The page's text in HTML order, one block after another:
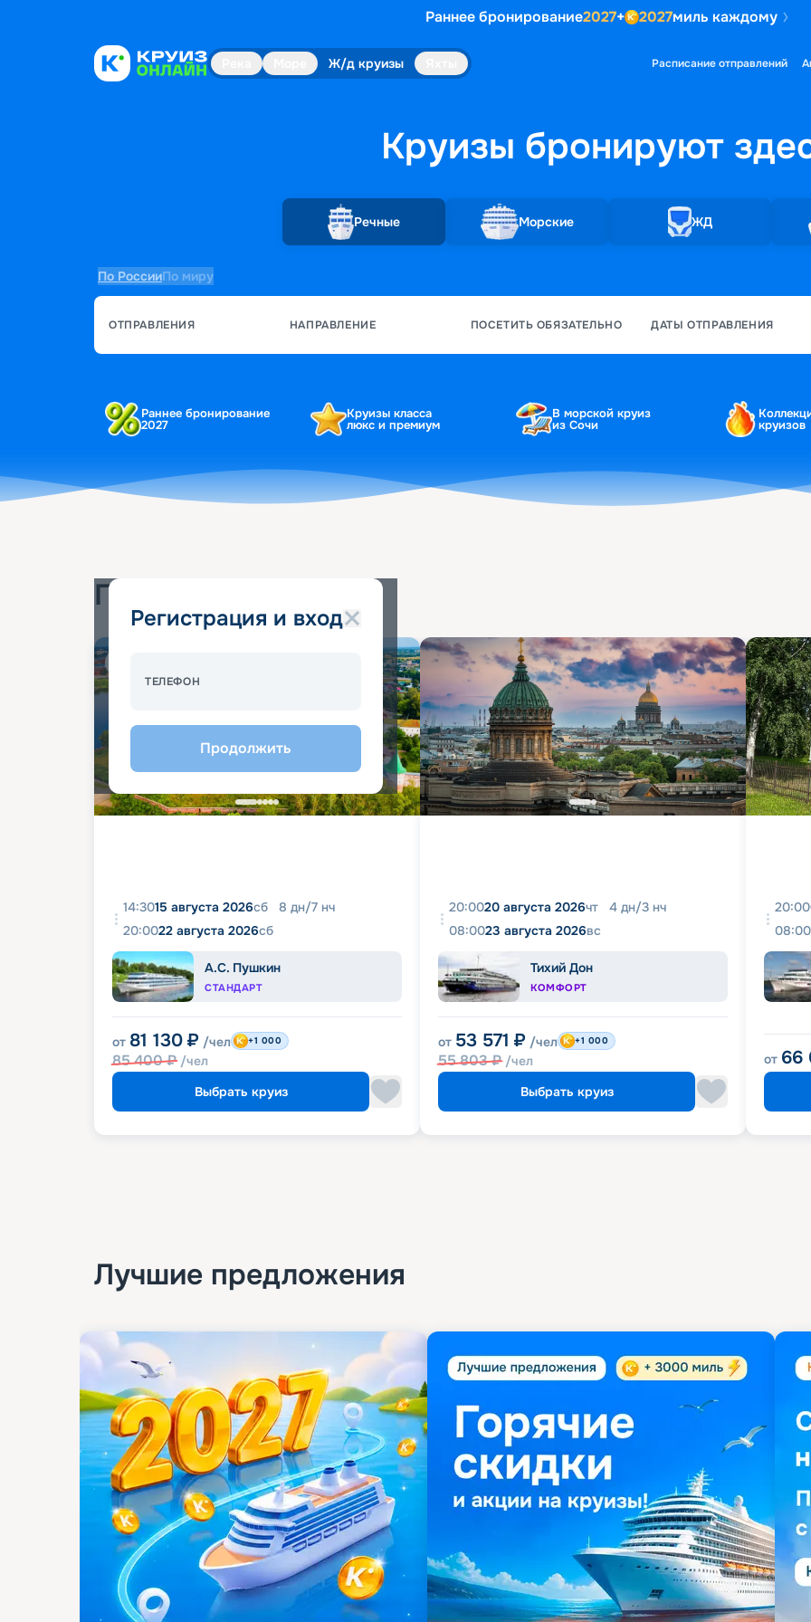
Раннее бронирование2027+ 2027миль каждому
Ж/д круизы Расписание отправлений
Круизы бронируют
Речные Морские ЖД
По РоссииПо миру
ОТПРАВЛЕНИЯ НАПРАВЛЕНИЕ ПОСЕТИТЬ ОБЯЗАТЕЛЬНО ДАТЫ ОТПРАВЛЕНИЯ
Раннее бронирование
2027
Круизы класса
люкс и премиум
В морской круиз
из Сочи круизов
Регистрация и вход
ТЕЛЕФОН
Продолжить
Популярные круизы
14:3015 августа 2026сб 8 дн/7 нч
20:0022 августа 2026сб
А.С. Пушкин
СТАНДАРТ
от 81 130 ₽ /чел
85 400₽ /чел
+1 000
Выбрать круиз
20:0020 августа 2026чт 4 дн/3 нч
08:0023 августа 2026вс
Тихий Дон
КОМФОРТ
от 53 571 ₽ /чел
55 803₽ /чел
+1 000
Выбрать круиз
20:00
08:00
от 66
Лучшие предложения